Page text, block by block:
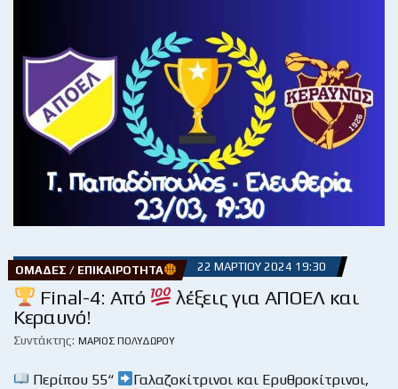
ΟΜΆΔΕΣ / ΕΠΙΚΑΙΡΌΤΗΤΑ 22 ΜΑΡΤΊΟΥ 2024 19:30
Final-4: Από
λέξεις για ΑΠΟΕΛ και
Κεραυνό!
Συντάκτης: ΜΆΡΙΟΣ ΠΟΛΥΔΏΡΟΥ
Περίπου 55“
Γαλαζοκίτρινοι και Ερυθροκίτρινοι,